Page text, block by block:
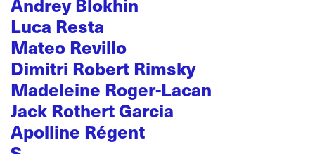
Luca Resta
Mateo Revillo
Dimitri Robert Rimsky
Madeleine Roger-Lacan
Jack Rothert Garcia
Apolline Régent